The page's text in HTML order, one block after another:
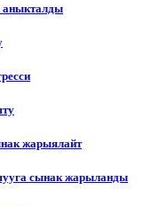
аныкталды
жарыялайт
сынак жарыланды